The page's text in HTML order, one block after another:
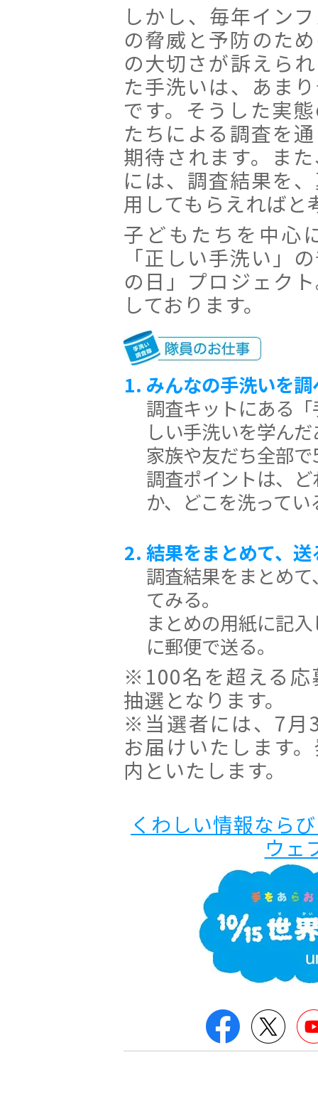
しかし、毎年イン
の脅威と予防のた
の大切さが訴えら
た手洗いは、あま
です。そうした実
たちによる調査を
期待されます。ま
には、調査結果を
用してもらえればと
子どもたちを中心
「正しい手洗い」
の日」プロジェク
しております。
みんなの手洗いを
調査キットにある
しい手洗いを学ん
家族や友だち全部
調査ポイントは、
か、どこを洗って
結果をまとめて、送
調査結果をまとめ
てみる。
まとめの用紙に記
に郵便で送る。
※100名を超える応
抽選となります。
※当選者には、7月
お届けいたします
内といたします。
くわしい情報なら
ウェ
Facebook